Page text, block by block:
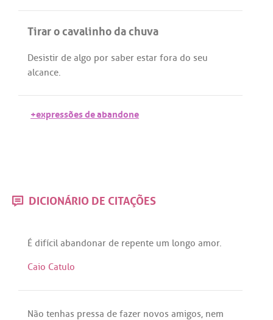
Tirar o cavalinho da chuva
Desistir de algo por saber estar fora do seu
alcance.
+expressões de abandone
DICIONÁRIO DE CITAÇÕES
É difícil abandonar de repente um longo amor.
Caio Catulo
Não tenhas pressa de fazer novos amigos, nem